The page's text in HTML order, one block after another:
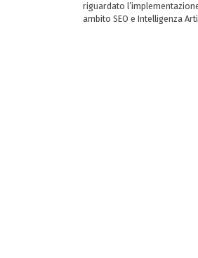
riguardato
ambito SEO e Intelligenza